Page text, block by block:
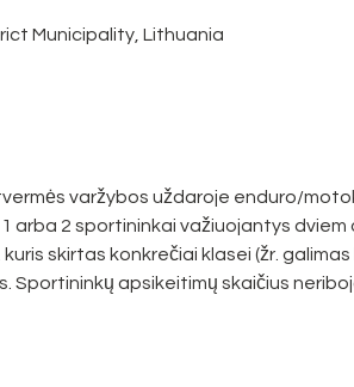
Municipality, Lithuania
varžybos uždaroje enduro/
arba 2 sportininkai važiuojantys
skirtas konkrečiai klasei (žr.
Sportininkų apsikeitimų skaičius